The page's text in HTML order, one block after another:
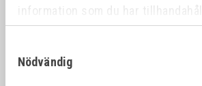
information som du har
har samlat in när du har använt
Nödvändig
VÖLKEL Gängtappset MF DIN